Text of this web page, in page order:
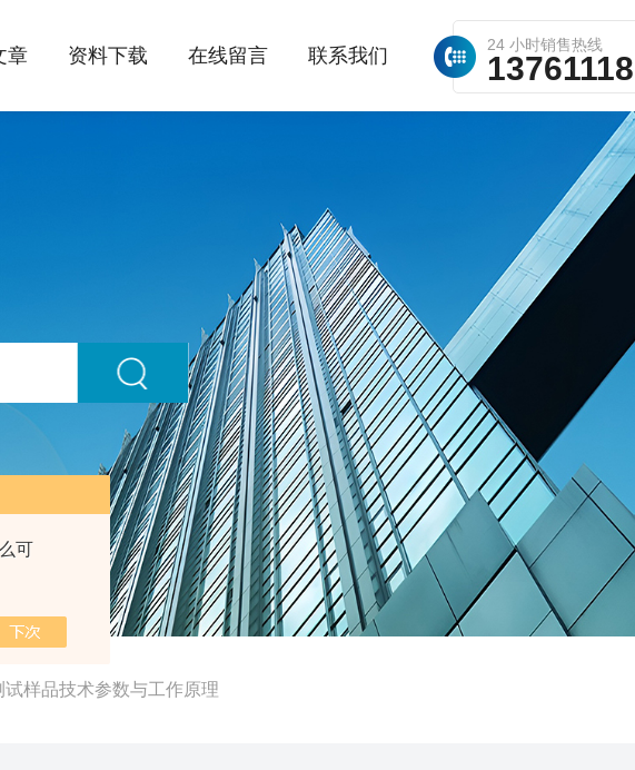
可
24 小时销售热线
章 资料下载 在线留言 联系我们
样品技术参数与工作原理